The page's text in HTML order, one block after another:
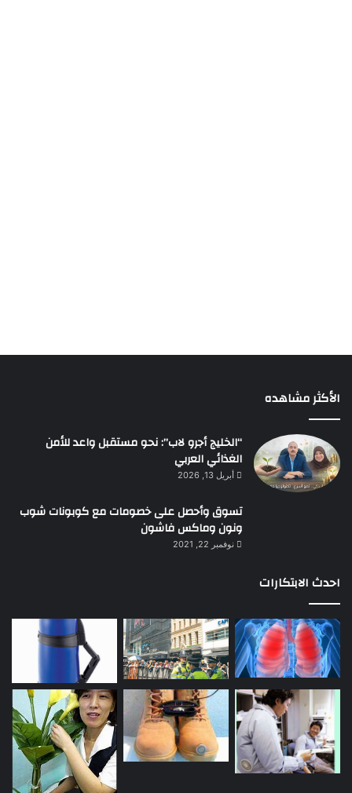
الأكثر مشاهده
“الخليج أجرو لاب”: نحو مستقبل واعد للأمن
الغذائي العربي
أبريل 13, 2026
تسوق وأحصل على خصومات مع كوبونات شوب
ونون وماكس فاشون
نوفمبر 22, 2021
احدث الابتكارات